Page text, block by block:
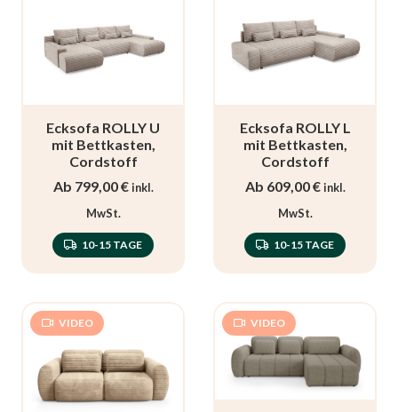
Ecksofa ROLLY U
mit Bettkasten,
Cordstoff
Ab 799,00€ inkl.
MwSt.
10-15 TAGE
Ecksofa ROLLY L
mit Bettkasten,
Cordstoff
Ab 609,00€ inkl.
MwSt.
10-15 TAGE
VIDEO VIDEO